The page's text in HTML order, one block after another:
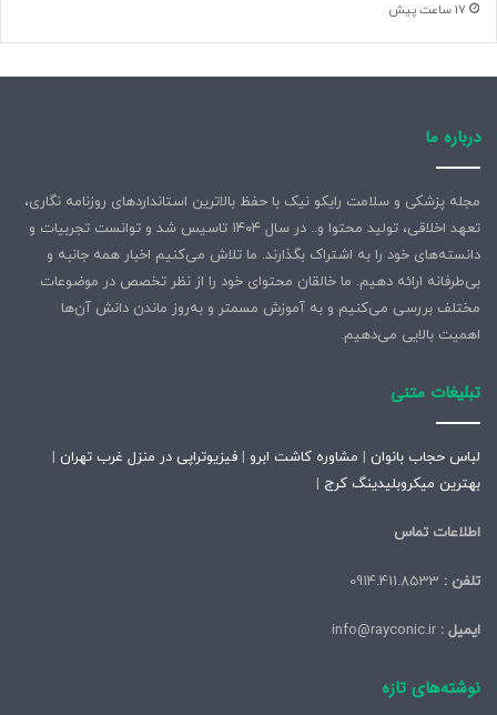
17 ساعت پیش
درباره ما
مجله پزشکی و سلامت رایکو نیک با حفظ بالاترین استانداردهای روزنامه نگاری،
تعهد اخلاقی، تولید محتوا و.. در سال ۱۴۰۴ تاسیس شد و توانست تجربیات و
دانسته‌های خود را به اشتراک بگذارند. ما تلاش می‌کنیم اخبار همه جانبه و
بی‌طرفانه ارائه دهیم. ما خالقان محتوای خود را از نظر تخصص در موضوعات
مختلف بررسی می‌کنیم و به آموزش مسمتر و به‌روز ماندن دانش آن‌ها
اهمیت بالایی می‌دهیم.
تبلیغات متنی
لباس حجاب بانوان | مشاوره کاشت ابرو | فیزیوتراپی در منزل غرب تهران |
بهترین میکروبلیدینگ کرج |
اطلاعات تماس
تلفن :
ایمیل :
نوشته‌های تازه